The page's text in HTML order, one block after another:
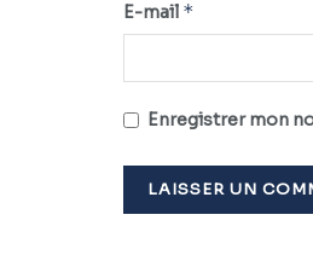
E-mail *
Enregistrer mon